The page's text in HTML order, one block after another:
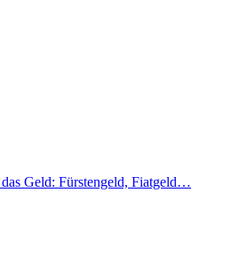
Geld: Fürstengeld, Fiatgeld…